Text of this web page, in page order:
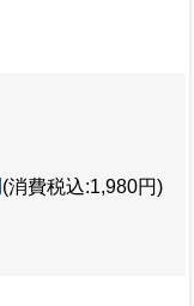
(消費税込:1,980円)